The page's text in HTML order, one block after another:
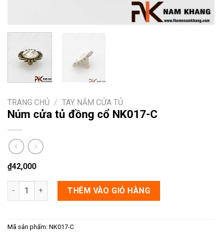
TRANG CHỦ / TAY NẮM CỬA TỦ
Núm cửa tủ đồng cổ NK017-C
₫42,000
Núm cửa tủ đồng cổ NK017-C số lượng
THÊM VÀO GIỎ HÀNG
Mã sản phẩm: NK017-C